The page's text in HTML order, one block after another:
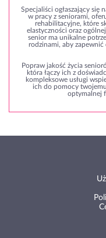
Specjaliści ogłaszający się
w pracy z seniorami,
rehabilitacyjne, które
elastyczności oraz
senior ma unikalne
rodzinami, aby
Popraw jakość życia
która łączy ich z
kompleksowe usługi
ich do pomocy
optymalnej